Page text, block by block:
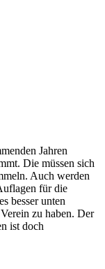
Jahren
Die müssen sich
Auch werden
für die
besser unten
zu haben. Der
ist doch